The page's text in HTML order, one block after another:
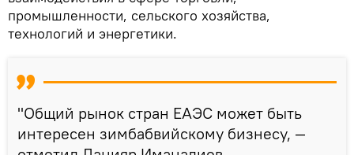
промышленности, сельского хозяйства,
технологий и энергетики.
"Общий рынок стран ЕАЭС может быть
интересен зимбабвийскому бизнесу, —